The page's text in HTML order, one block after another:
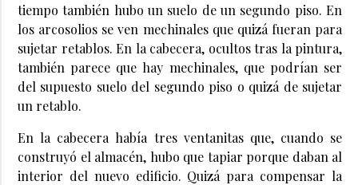
tiempo también hubo un suelo de un segundo piso. En
los arcosolios se ven mechinales que quizá fueran para
sujetar retablos. En la cabecera, ocultos tras la pintura,
también parece que hay mechinales, que podrían ser
del supuesto suelo del segundo piso o quizá de sujetar
un retablo.
En la cabecera había tres ventanitas que, cuando se
construyó el almacén, hubo que tapiar porque daban al
interior del nuevo edificio. Quizá para compensar la